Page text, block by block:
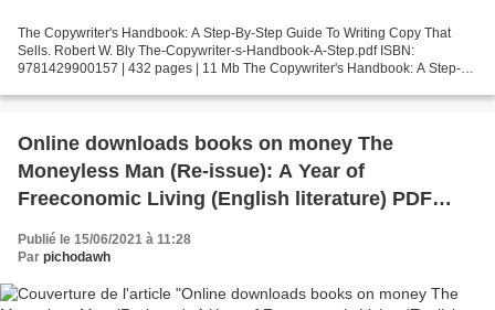
The Copywriter's Handbook: A Step-By-Step Guide To Writing Copy That
Sells. Robert W. Bly The-Copywriter-s-Handbook-A-Step.pdf ISBN:
9781429900157 | 432 pages | 11 Mb The Copywriter's Handbook: A Step-
Online downloads books on money The
Moneyless Man (Re-issue): A Year of
Freeconomic Living (English literature) PDF
DJVU
Publié le 15/06/2021 à 11:28
Par pichodawh